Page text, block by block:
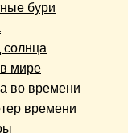
бури
солнца
мире
во времени
времени